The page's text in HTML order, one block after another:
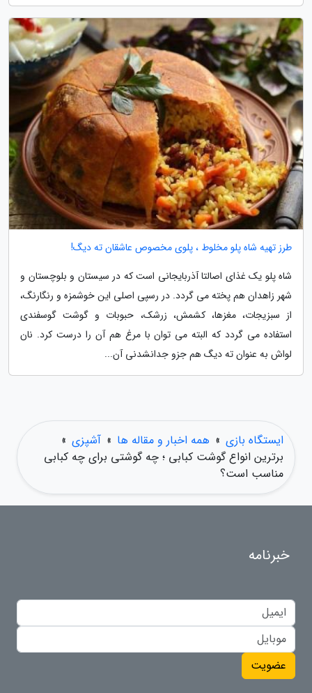
طرز تهیه شاه پلو مخلوط ، پلوی مخصوص عاشقان ته دیگ!
شاه پلو یک غذای اصالتا آذربایجانی است که در سیستان و بلوچستان و
شهر زاهدان هم پخته می گردد. در رسپی اصلی این خوشمزه و رنگارنگ،
از سبزیجات، مغزها، کشمش، زرشک، حبوبات و گوشت گوسفندی
استفاده می گردد که البته می توان با مرغ هم آن را درست کرد. نان
لواش به عنوان ته دیگ هم جزو جدانشدنی آن...
ایستگاه بازی » همه اخبار و مقاله ها » آشپزی »
برترین انواع گوشت کبابی ؛ چه گوشتی برای چه کبابی
مناسب است؟
خبرنامه
عضویت